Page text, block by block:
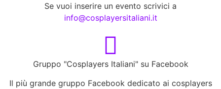
Se vuoi inserire un evento scrivici a
info@cosplayersitaliani.it
Gruppo "Cosplayers Italiani" su Facebook
Il più grande gruppo Facebook dedicato ai cosplayers